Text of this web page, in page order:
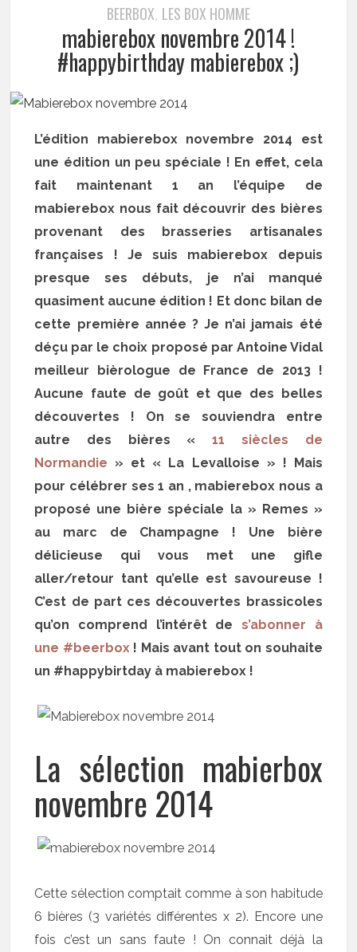
BEERBOX, LES BOX HOMME
mabierebox novembre 2014 !
#happybirthday mabierebox ;)
L’édition mabierebox novembre 2014 est
une édition un peu spéciale ! En effet, cela
fait maintenant 1 an l’équipe de
mabierebox nous fait découvrir des bières
provenant des brasseries artisanales
françaises ! Je suis mabierebox depuis
presque ses débuts, je n’ai manqué
quasiment aucune édition ! Et donc bilan de
cette première année ? Je n’ai jamais été
déçu par le choix proposé par Antoine Vidal
meilleur bièrologue de France de 2013 !
Aucune faute de goût et que des belles
découvertes ! On se souviendra entre
autre des bières «11 siècles de
Normandie » et « La Levalloise » ! Mais
pour célébrer ses 1 an , mabierebox nous a
proposé une bière spéciale la » Remes »
au marc de Champagne ! Une bière
délicieuse qui vous met une gifle
aller/retour tant qu’elle est savoureuse !
C’est de part ces découvertes brassicoles
qu’on comprend l’intérêt de s’abonner à
une #beerbox ! Mais avant tout on souhaite
un #happybirtday à mabierebox !
La sélection mabierbox
novembre 2014
Cette sélection comptait comme à son habitude
6 bières (3 variétés différentes x 2). Encore une
fois c’est un sans faute ! On connait déjà la